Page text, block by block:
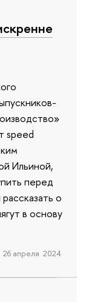
speed
Ильиной,
перед
о
в основу
26 апреля 2024